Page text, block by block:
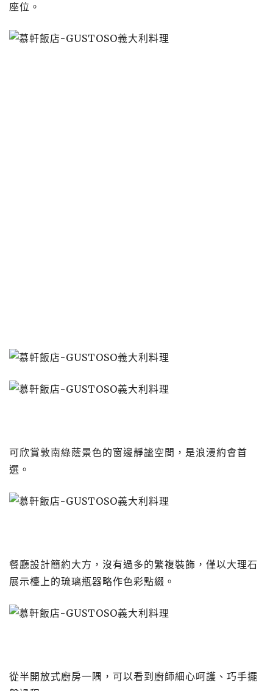
座位。
可欣賞敦南綠蔭景色的窗邊靜謐空間，是浪漫約會首
選。
餐廳設計簡約大方，沒有過多的繁複裝飾，僅以大理石
展示檯上的琉璃瓶器略作色彩點綴。
從半開放式廚房一隅，可以看到廚師細心呵護、巧手擺